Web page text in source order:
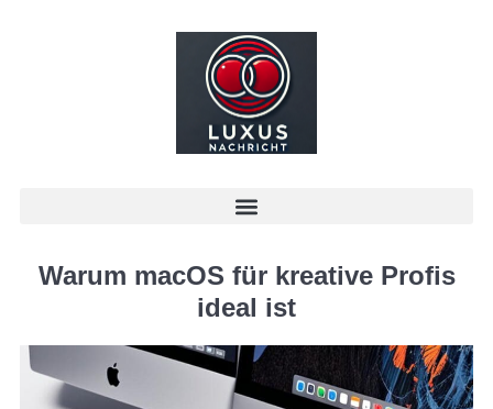
Warum macOS für kreative Profis
ideal ist